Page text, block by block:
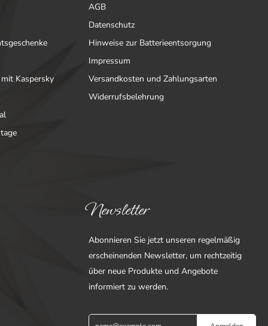
Kaspersky
AGB
Datenschutz
Hinweise zur Batterieentsorgung
Impressum
Versandkosten und Zahlungsarten
Widerrufsbelehrung
Newsletter
Abonnieren Sie jetzt unseren regelmäßig
erscheinenden Newsletter, um rechtzeitig
über neue Produkte und Angebote
informiert zu werden.